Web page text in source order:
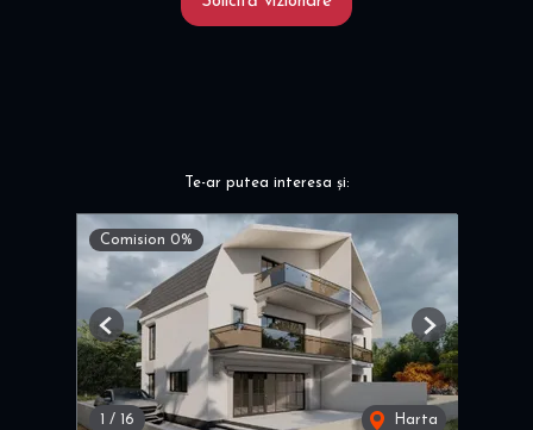
Te-ar putea interesa și:
Comision 0%
/ 16 Harta
Previous Next